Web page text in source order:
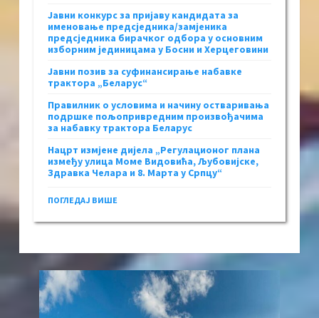
Јавни конкурс за пријаву кандидата за
именовање предсједника/замјеника
предсједника бирачког одбора у основним
изборним јединицама у Босни и Херцеговини
Јавни позив за суфинансирање набавке
трактора „Беларус“
Правилник о условима и начину остваривања
подршке пољопривредним произвођачима
за набавку трактора Беларус
Нацрт измјене дијела „Регулационог плана
између улица Моме Видовића, Љубовијске,
Здравка Челара и 8. Марта у Српцу“
ПОГЛЕДАЈ ВИШЕ